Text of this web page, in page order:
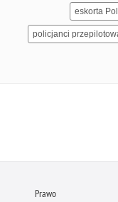
eskorta
policjanci
Prawo